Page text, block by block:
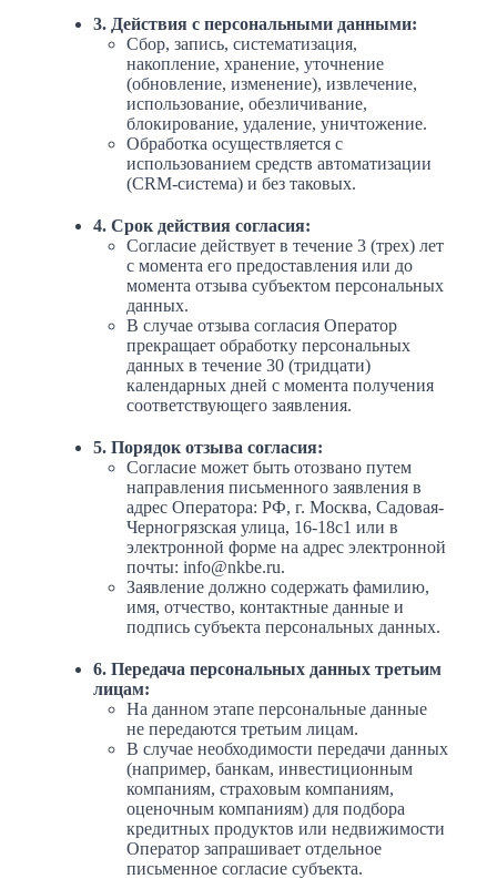
3. Действия с персональными данными:
Сбор, запись, систематизация,
накопление, хранение, уточнение
(обновление, изменение), извлечение,
использование, обезличивание,
блокирование, удаление, уничтожение.
Обработка осуществляется с
использованием средств автоматизации
(CRM-система) и без таковых.
4. Срок действия согласия:
Согласие действует в течение 3 (трех) лет
с момента его предоставления или до
момента отзыва субъектом персональных
данных.
В случае отзыва согласия Оператор
прекращает обработку персональных
данных в течение 30 (тридцати)
календарных дней с момента получения
соответствующего заявления.
5. Порядок отзыва согласия:
Согласие может быть отозвано путем
направления письменного заявления в
адрес Оператора: РФ, г. Москва, Садовая-
Черногрязская улица, 16-18с1 или в
электронной форме на адрес электронной
почты: info@nkbe.ru.
Заявление должно содержать фамилию,
имя, отчество, контактные данные и
подпись субъекта персональных данных.
6. Передача персональных данных третьим
лицам:
На данном этапе персональные данные
не передаются третьим лицам.
В случае необходимости передачи данных
(например, банкам, инвестиционным
компаниям, страховым компаниям,
оценочным компаниям) для подбора
кредитных продуктов или недвижимости
Оператор запрашивает отдельное
письменное согласие субъекта.